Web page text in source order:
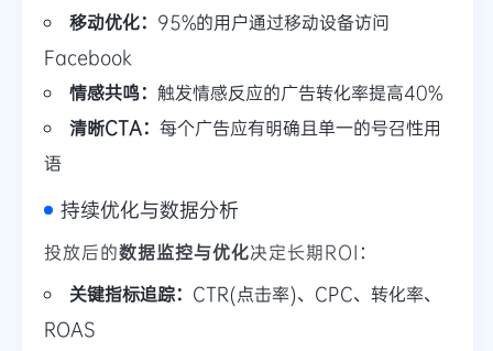
移动优化： 95%的用户通过移动设备访问
Facebook
情感共鸣： 触发情感反应的广告转化率提高40%
清晰CTA： 每个广告应有明确且单一的号召性用
语
持续优化与数据分析
投放后的数据监控与优化决定长期ROI：
关键指标追踪： CTR(点击率)、CPC、转化率、
ROAS